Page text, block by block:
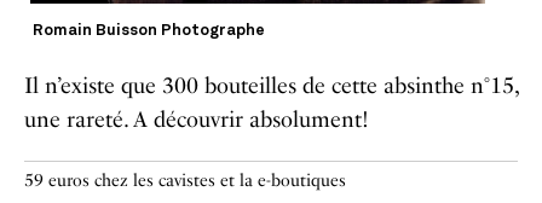
Romain Buisson Photographe
Il n’existe que 300 bouteilles de cette absinthe n°15,
une rareté. A découvrir absolument!
59 euros chez les cavistes et la e-boutiques